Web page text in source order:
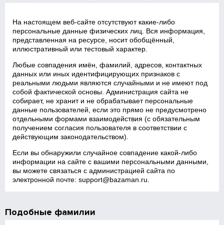
На настоящем веб‑сайте отсутствуют какие‑либо
персональные данные физических лиц. Вся информация,
представленная на ресурсе, носит обобщённый,
иллюстративный или тестовый характер.
Любые совпадения имён, фамилий, адресов, контактных
данных или иных идентифицирующих признаков с
реальными людьми являются случайными и не имеют под
собой фактической основы. Администрация сайта не
собирает, не хранит и не обрабатывает персональные
данные пользователей, если это прямо не предусмотрено
отдельными формами взаимодействия (с обязательным
получением согласия пользователя в соответствии с
действующим законодательством).
Если вы обнаружили случайное совпадение какой‑либо
информации на сайте с вашими персональными данными,
вы можете связаться с администрацией сайта по
электронной почте:support@bazaman.ru
Подобные фамилии